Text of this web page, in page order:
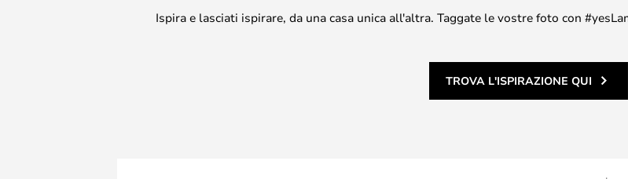
Ispira e lasciati ispirare, da una casa unica all'altra. Taggate le vostre foto con
TROVA L'ISPIRAZIONE QUI